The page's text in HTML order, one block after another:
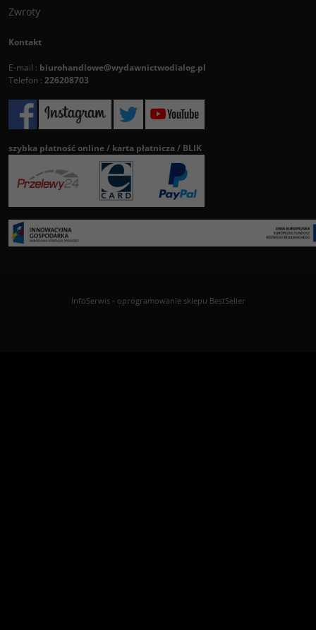
Zwroty
Kontakt
E-mail : biurohandlowe@wydawnictwodialog.pl
Telefon : 226208703
szybka płatność online / karta płatnicza / BLIK
InfoSerwis- oprogramowanie sklepu BestSeller